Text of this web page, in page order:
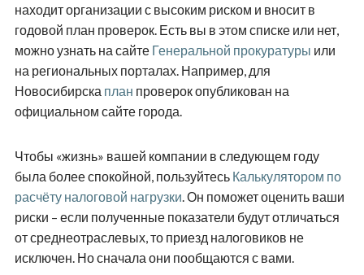
находит организации с высоким риском и вносит в
годовой план проверок. Есть вы в этом списке или нет,
можно узнать на сайте Генеральной прокуратуры или
на региональных порталах. Например, для
Новосибирска план проверок опубликован на
официальном сайте города.
Чтобы «жизнь» вашей компании в следующем году
была более спокойной, пользуйтесь Калькулятором по
расчёту налоговой нагрузки. Он поможет оценить ваши
риски – если полученные показатели будут отличаться
от среднеотраслевых, то приезд налоговиков не
исключен. Но сначала они пообщаются с вами.